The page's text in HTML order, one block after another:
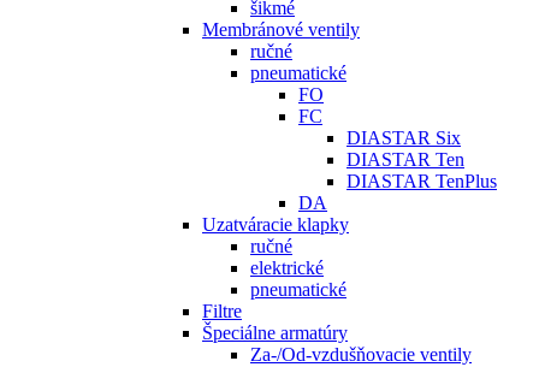
šikmé
Membránové ventily
ručné
pneumatické
FO
FC
DIASTAR Six
DIASTAR Ten
DIASTAR TenPlus
DA
Uzatváracie klapky
ručné
elektrické
pneumatické
Filtre
Špeciálne armatúry
Za-/Od-vzdušňovacie ventily